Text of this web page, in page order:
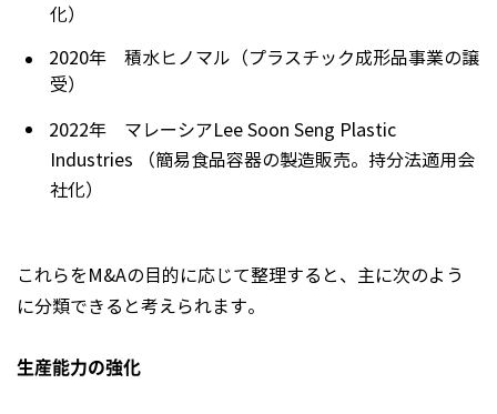
化）
2020年 積水ヒノマル（プラスチック成形品事業の譲
受）
2022年 マレーシアLee Soon Seng Plastic
Industries （簡易食品容器の製造販売。持分法適用会
社化）
これらをM&Aの目的に応じて整理すると、主に次のよう
に分類できると考えられます。
生産能力の強化